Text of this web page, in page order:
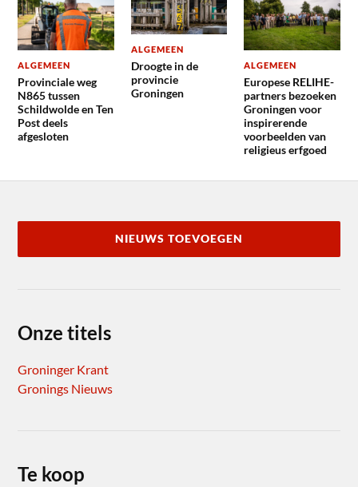
ALGEMEEN
Provinciale weg
N865 tussen
Schildwolde en Ten
Post deels
afgesloten
ALGEMEEN
Droogte in de
provincie
Groningen
ALGEMEEN
Europese RELIHE-
partners bezoeken
Groningen voor
inspirerende
voorbeelden van
religieus erfgoed
NIEUWS TOEVOEGEN
Onze titels
Groninger Krant
Gronings Nieuws
Te koop